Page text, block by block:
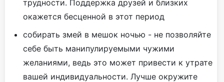
трудности. Поддержка друзей и близких
окажется бесценной в этот период
собирать змей в мешок ночью - не позволяйте
себе быть манипулируемыми чужими
желаниями, ведь это может привести к утрате
вашей индивидуальности. Лучше окружите